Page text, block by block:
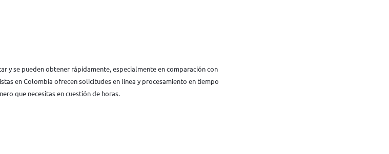
y se pueden obtener rápidamente, especialmente en comparación con
en Colombia ofrecen solicitudes en línea y procesamiento en tiempo
que necesitas en cuestión de horas.